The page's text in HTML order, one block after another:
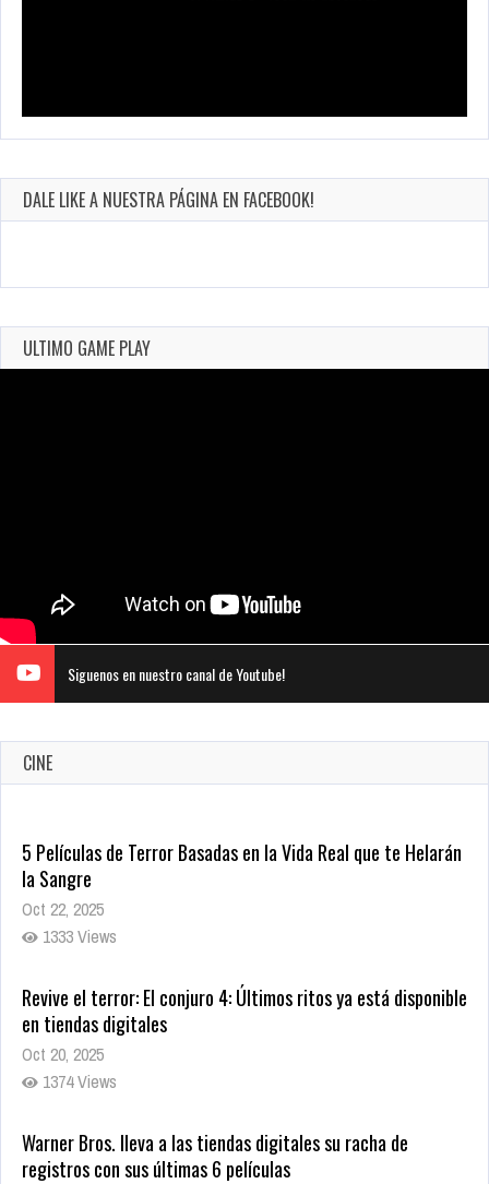
DALE LIKE A NUESTRA PÁGINA EN FACEBOOK!
ULTIMO GAME PLAY
Siguenos en nuestro canal de Youtube!
CINE
Warner Bros. lleva a las tiendas digitales su racha de
registros con sus últimas 6 películas
Oct 17, 2025
1430 Views
CRUNCHYROLL ANUNCIA FECHA DE ESTRENO EN CINES DE
JUJUTSU KAISEN: EJECUCIÓN
Oct 7, 2025
1753 Views
5 Películas de Terror Basadas en la Vida Real que te Helarán
la Sangre